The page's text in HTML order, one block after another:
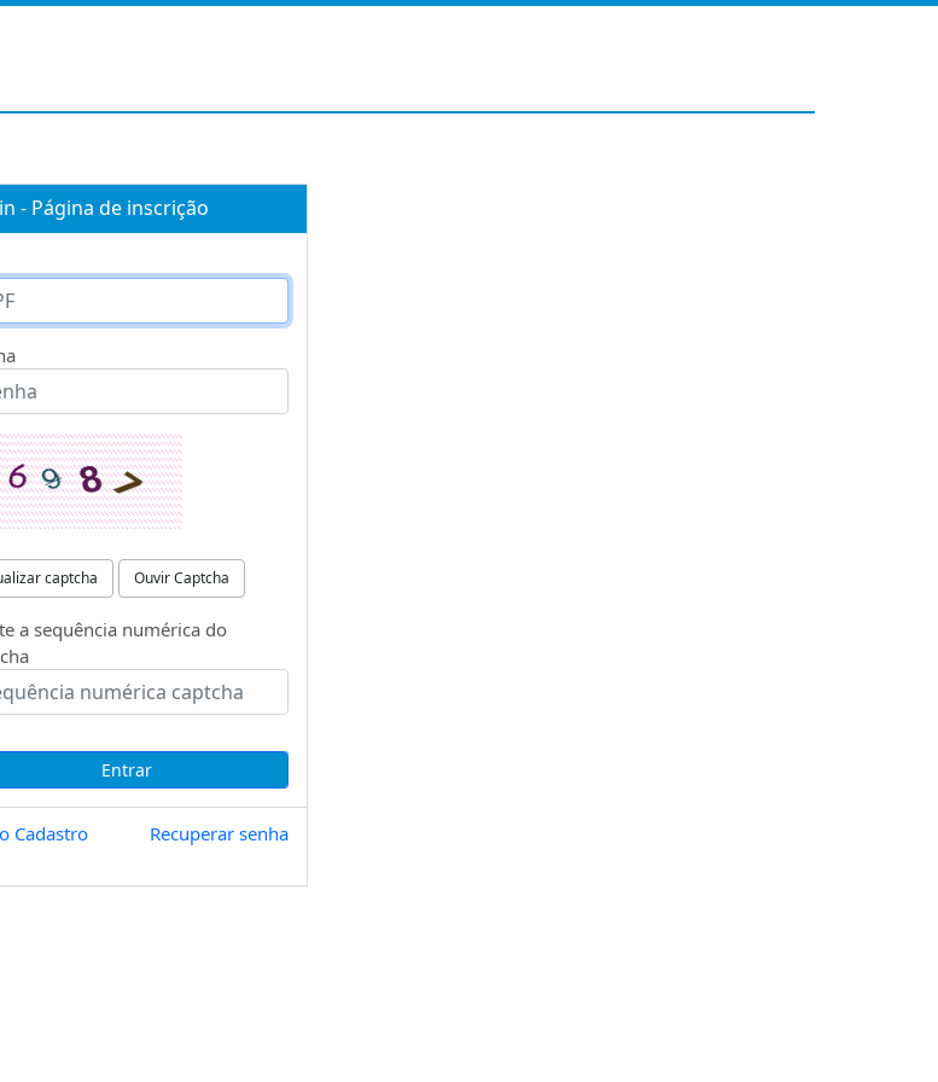
- Página de inscrição
captcha Ouvir Captcha
a sequência numérica do
Cadastro Recuperar senha